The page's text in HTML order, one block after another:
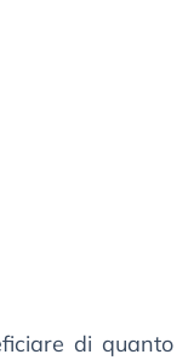
di quanto